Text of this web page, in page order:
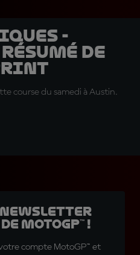
-
résumé de
course du samedi à Austin.
Newsletter
MotoGP™ !
compte MotoGP™ et